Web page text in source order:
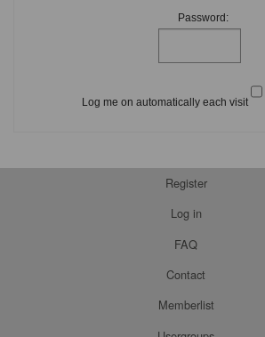
Password:
Log me on automatically each visit
Register
Log in
FAQ
Contact
Memberlist